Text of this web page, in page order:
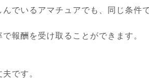
でいるアマチュアでも、同じ条件
報酬を受け取ることができます。
です。